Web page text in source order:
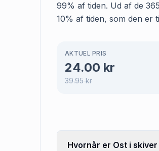
99% af tiden. Ud af de
10% af tiden, som den er
AKTUEL PRIS
24.00 kr
39.95kr
Hvornår er Ost i